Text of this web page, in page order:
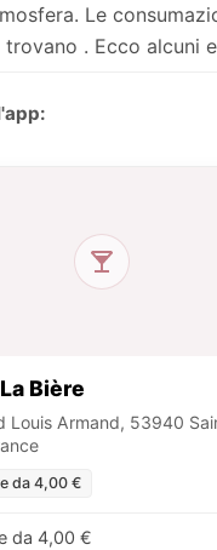
Le
. Ecco alcuni
Bière
Louis Armand, 53940
da 4,00 €
da 4,00 €